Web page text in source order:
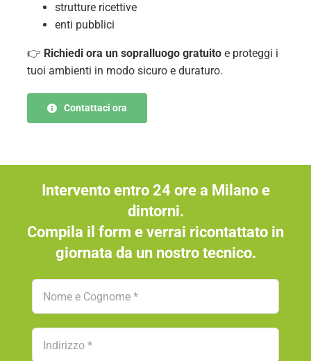
strutture ricettive
enti pubblici
👉 Richiedi ora un sopralluogo gratuitoe proteggi i
tuoi ambienti in modo sicuro e duraturo.
Contattaci ora
Intervento entro 24 ore a Milano e
dintorni.
Compila il form e verrai ricontattato in
giornata da un nostro tecnico.